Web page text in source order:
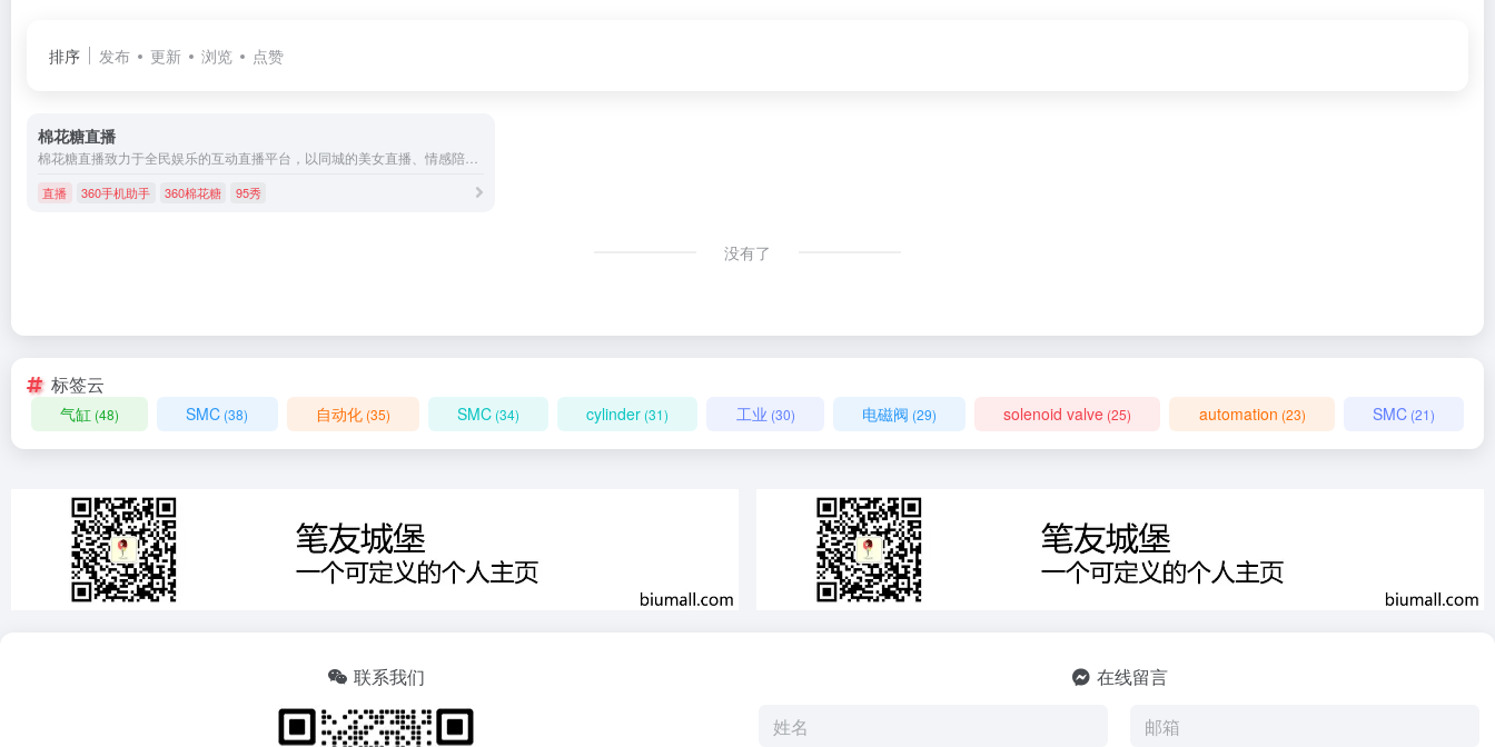
排序 发布 更新 浏览 点赞
棉花糖直播
直播 360手机助手 360棉花糖 95秀
没有了
标签云
气缸 (48) SMC (38) 自动化(35) SMC (34) cylinder (31) 工业 (30) 电磁阀 (29) solenoid valve (25) automation (23) SMC(21)
联系我们 在线留言